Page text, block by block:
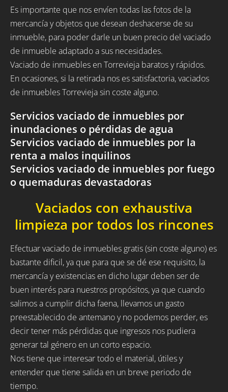
Es importante que nos envíen todas las fotos de la
mercancía y objetos que desean deshacerse de su
inmueble, para poder darle un buen precio del vaciado
de inmueble adaptado a sus necesidades.
Vaciado de inmuebles en Torrevieja baratos y rápidos.
En ocasiones, si la retirada nos es satisfactoria, vaciados
de inmuebles Torrevieja sin coste alguno.
Servicios vaciado de inmuebles por
inundaciones o pérdidas de agua
Servicios vaciado de inmuebles por la
renta a malos inquilinos
Servicios vaciado de inmuebles por fuego
o quemaduras devastadoras
Vaciados con exhaustiva
limpieza por todos los rincones
Efectuar vaciado de inmuebles gratis (sin coste alguno) es
bastante dificil, ya que para que se dé ese requisito, la
mercancía y existencias en dicho lugar deben ser de
buen interés para nuestros propósitos, ya que cuando
salimos a cumplir dicha faena, llevamos un gasto
preestablecido de antemano y no podemos perder, es
decir tener más pérdidas que ingresos nos pudiera
generar tal género en un corto espacio.
Nos tiene que interesar todo el material, útiles y
entender que tiene salida en un breve periodo de
tiempo.